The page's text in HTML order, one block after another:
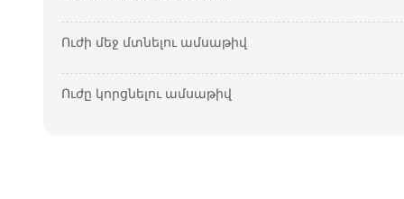
Ուժի մեջ մտնելու ամսաթիվ
Ուժը կորցնելու ամսաթիվ